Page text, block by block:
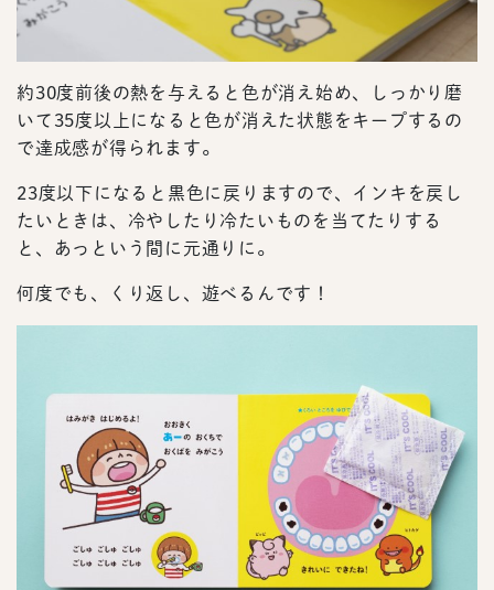
約30度前後の熱を与えると色が消え始め、しっかり磨
いて35度以上になると色が消えた状態をキープするの
で達成感が得られます。
23度以下になると黒色に戻りますので、インキを戻し
たいときは、冷やしたり冷たいものを当てたりする
と、あっという間に元通りに。
何度でも、くり返し、遊べるんです！